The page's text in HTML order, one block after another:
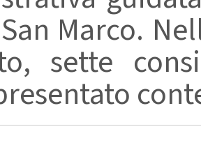
Marco.
sette